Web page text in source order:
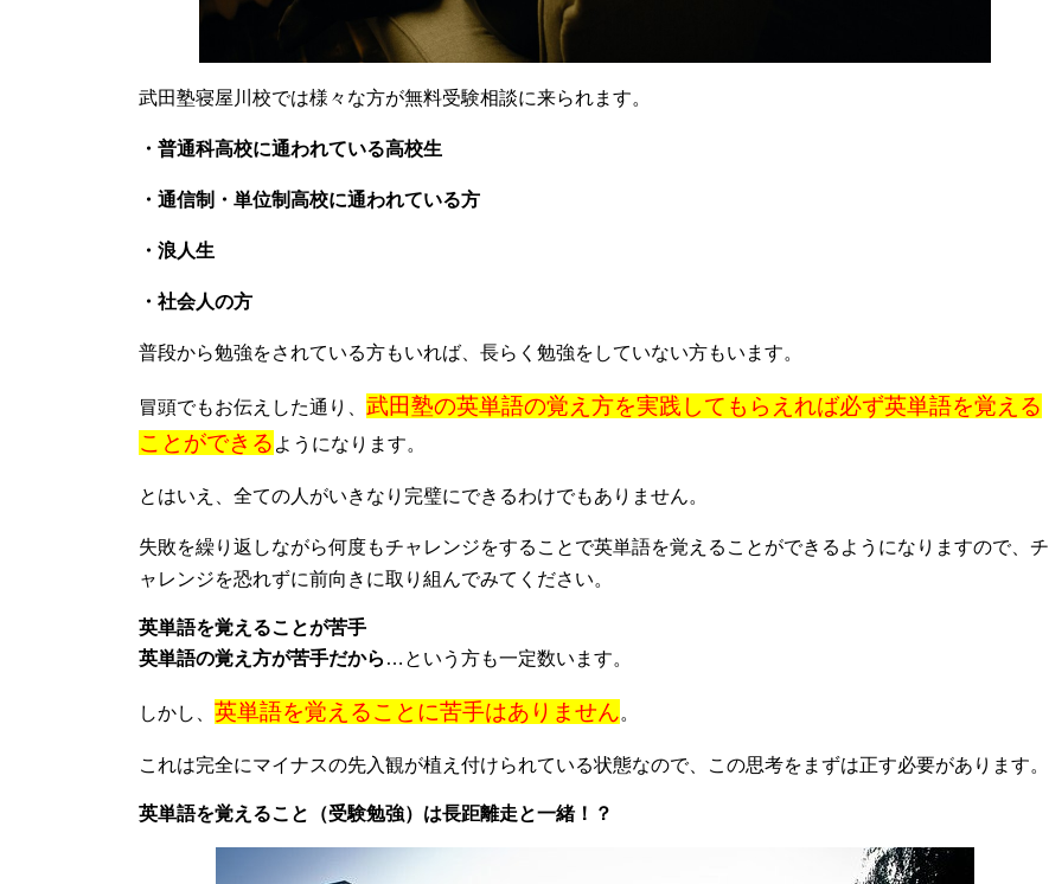
武田塾寝屋川校では様々な方が無料受験相談に来られます。
・普通科高校に通われている高校生
・通信制・単位制高校に通われている方
・浪人生
・社会人の方
普段から勉強をされている方もいれば、長らく勉強をしていない方もいます。
冒頭でもお伝えした通り、 武田塾の英単語の覚え方を実践してもらえれば必ず英単語を覚える
ことができる ようになります。
とはいえ、全ての人がいきなり完璧にできるわけでもありません。
失敗を繰り返しながら何度もチャレンジをすることで英単語を覚えることができるようになりますので、チ
ャレンジを恐れずに前向きに取り組んでみてください。
英単語を覚えることが苦手
英単語の覚え方が苦手だから …という方も一定数います。
しかし、 英単語を覚えることに苦手はありません。
これは完全にマイナスの先入観が植え付けられている状態なので、この思考をまずは正す必要があります。
英単語を覚えること（受験勉強）は長距離走と一緒！？